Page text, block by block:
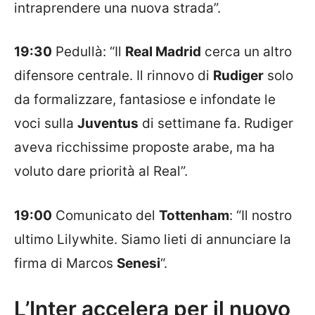
intraprendere una nuova strada”.
19:30 Pedullà: “Il Real Madrid cerca un altro
difensore centrale. Il rinnovo di Rudiger solo
da formalizzare, fantasiose e infondate le
voci sulla Juventus di settimane fa. Rudiger
aveva ricchissime proposte arabe, ma ha
voluto dare priorità al Real”.
19:00 Comunicato del Tottenham: “Il nostro
ultimo Lilywhite. Siamo lieti di annunciare la
firma di Marcos Senesi“.
L’Inter accelera per il nuovo